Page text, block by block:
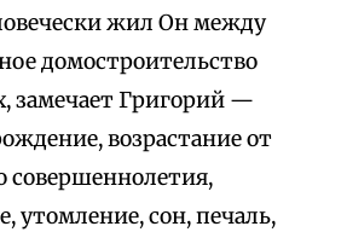
жил Он между
домостроительство
замечает Григорий —
возрастание от
совершеннолетия,
утомление, сон, печаль,